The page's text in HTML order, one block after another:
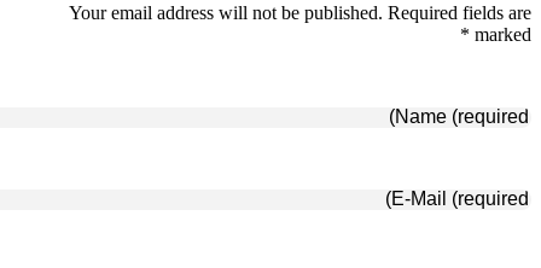
Your email address will not be published. Required fields are
marked *